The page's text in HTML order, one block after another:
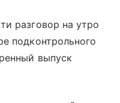
разговор на утро
подконтрольного
выпуск